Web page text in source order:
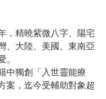
，精曉紫微八字、陽宅
、大陸、美國、東南亞
。
中獨創「入世靈能療
案，迄今受輔助對象超